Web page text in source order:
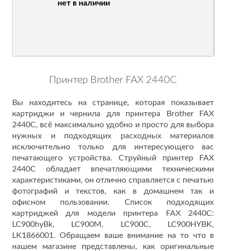
нет в наличии
Принтер Brother FAX 2440C
Вы находитесь на странице, которая показывает
картриджи и чернила для принтера Brother FAX
2440C, всё максимально удобно и просто для выбора
нужных и подходящих расходных материалов
исключительно только для интересующего вас
печатающего устройства. Струйный принтер FAX
2440C обладает впечатляющими техническими
характеристиками, он отлично справляется с печатью
фотографий и текстов, как в домашнем так и
офисном пользовании. Список подходящих
картриджей для модели принтера FAX 2440C:
LC900hyBk, LC900M, LC900C, LC900HYBK,
LK1866001. Обращаем ваше внимание на то что в
нашем магазине представлены, как оригинальные